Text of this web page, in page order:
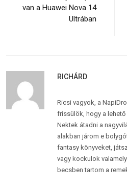
van a Huawei Nova 14
Ultrában
RICHÁRD
Ricsi vagyok, a
frissülök, hogy a
Nektek átadni a
alakban járom e
fantasy könyveket,
vagy kockulok
becsben tartom a